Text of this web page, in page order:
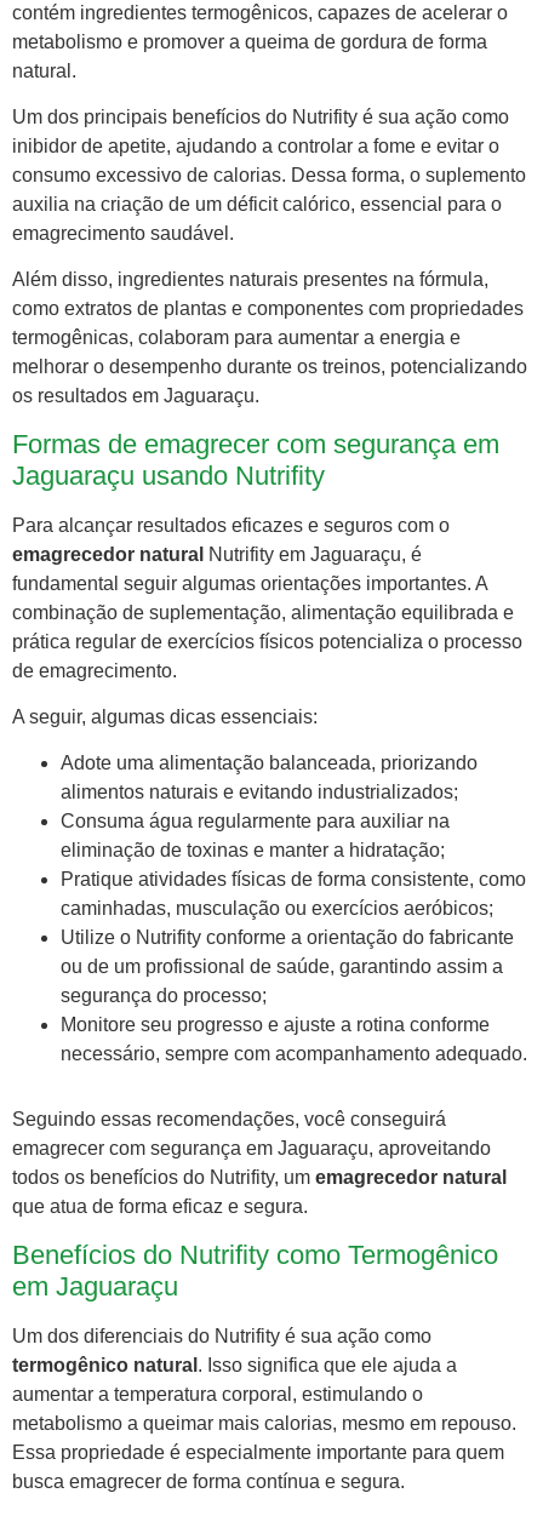
contém ingredientes termogênicos, capazes de acelerar o
metabolismo e promover a queima de gordura de forma
natural.
Um dos principais benefícios do Nutrifity é sua ação como
inibidor de apetite, ajudando a controlar a fome e evitar o
consumo excessivo de calorias. Dessa forma, o suplemento
auxilia na criação de um déficit calórico, essencial para o
emagrecimento saudável.
Além disso, ingredientes naturais presentes na fórmula,
como extratos de plantas e componentes com propriedades
termogênicas, colaboram para aumentar a energia e
melhorar o desempenho durante os treinos, potencializando
os resultados em Jaguaraçu.
Formas de emagrecer com segurança em
Jaguaraçu usando Nutrifity
Para alcançar resultados eficazes e seguros com o
emagrecedor natural Nutrifity em Jaguaraçu, é
fundamental seguir algumas orientações importantes. A
combinação de suplementação, alimentação equilibrada e
prática regular de exercícios físicos potencializa o processo
de emagrecimento.
A seguir, algumas dicas essenciais:
Adote uma alimentação balanceada, priorizando
alimentos naturais e evitando industrializados;
Consuma água regularmente para auxiliar na
eliminação de toxinas e manter a hidratação;
Pratique atividades físicas de forma consistente, como
caminhadas, musculação ou exercícios aeróbicos;
Utilize o Nutrifity conforme a orientação do fabricante
ou de um profissional de saúde, garantindo assim a
segurança do processo;
Monitore seu progresso e ajuste a rotina conforme
necessário, sempre com acompanhamento adequado.
Seguindo essas recomendações, você conseguirá
emagrecer com segurança em Jaguaraçu, aproveitando
todos os benefícios do Nutrifity, um emagrecedor natural
que atua de forma eficaz e segura.
Benefícios do Nutrifity como Termogênico
em Jaguaraçu
Um dos diferenciais do Nutrifity é sua ação como
termogênico natural . Isso significa que ele ajuda a
aumentar a temperatura corporal, estimulando o
metabolismo a queimar mais calorias, mesmo em repouso.
Essa propriedade é especialmente importante para quem
busca emagrecer de forma contínua e segura.